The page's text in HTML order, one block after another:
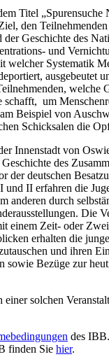
Titel „Spurensuche
den
der Geschichte des
und
welcher Systematik
ausgebeutet
welche
schafft, um
Beispiel von
Schicksalen die
Innenstadt von
des
der deutschen
und II erfahren die
anderen durch
Die
einem Zeit- oder
erhalten die
und ihren
sowie Bezüge zur
einer solchen
des
finden Sie hier.